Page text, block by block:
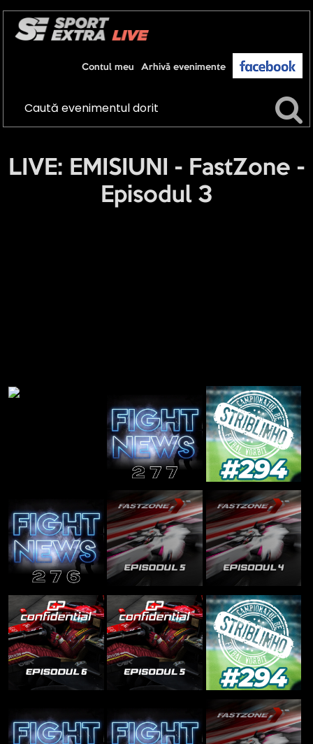
Arhivă evenimente
Contul meu
LIVE: EMISIUNI - FastZone -
Episodul 3